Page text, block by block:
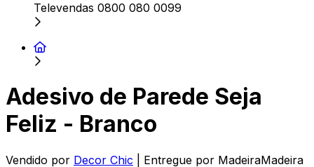
Televendas 0800 080 0099
Adesivo de Parede Seja
Feliz - Branco
Vendido por Decor Chic | Entregue por MadeiraMadeira